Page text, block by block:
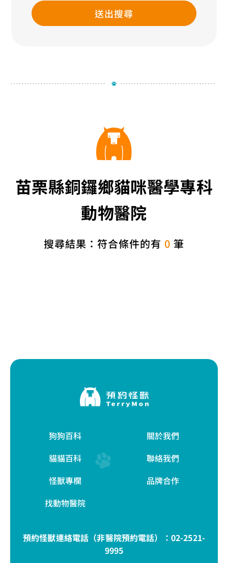
送出搜尋
苗栗縣銅鑼鄉貓咪醫學專科
動物醫院
搜尋結果：符合條件的有 0 筆
狗狗百科
貓貓百科
怪獸專欄
找動物醫院
關於我們
聯絡我們
品牌合作
預約怪獸連絡電話（非醫院預約電話）： 02-2521-
9995